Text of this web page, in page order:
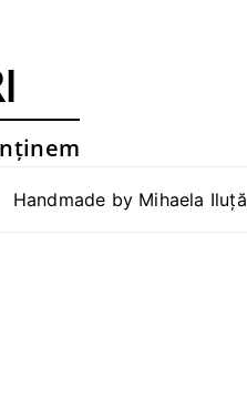
Handmade by Mihaela Iluță